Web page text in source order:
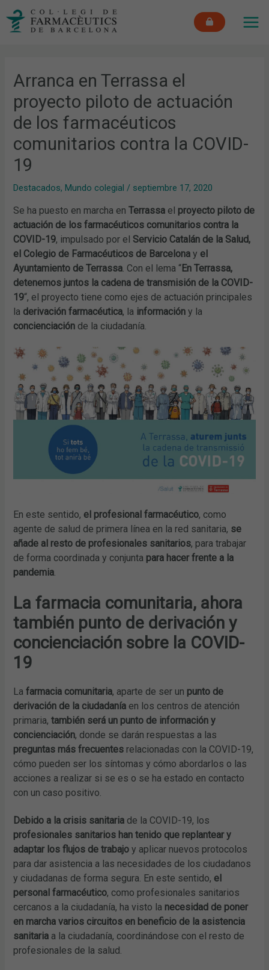
Arranca en Terrassa el
proyecto piloto de actuación
de los farmacéuticos
comunitarios contra la COVID-
19
Destacados, Mundo colegial / septiembre 17, 2020
Se ha puesto en marcha enTerrassa el proyecto piloto de
actuación de los farmacéuticos comunitarios contra la
COVID-19, impulsado por el Servicio Catalán de la Salud,
el Colegio de Farmacéuticos de Barcelona y el
Ayuntamiento de Terrassa. Con el lema “ En Terrassa,
detenemos juntos la cadena de transmisión de la COVID-
19“, el proyecto tiene como ejes de actuación principales
la derivación farmacéutica, la información y la
concienciación de la ciudadanía.
En este sentido, el profesional farmacéutico, como
agente de salud de primera línea en la red sanitaria, se
añade al resto de profesionales sanitarios, para trabajar
de forma coordinada y conjunta para hacer frente a la
pandemia.
La farmacia comunitaria, ahora
también punto de derivación y
concienciación sobre la COVID-
19
Lafarmacia comunitaria, aparte de ser un punto de
derivación de la ciudadanía en los centros de atención
primaria,también será un punto de información y
concienciación, donde se darán respuestas a las
preguntas más frecuentes relacionadas con la COVID-19,
cómo pueden ser los síntomas y cómo abordarlos o las
acciones a realizar si se es o se ha estado en contacto
con un caso positivo.
Debido a la crisis sanitaria de la COVID-19, los
profesionales sanitarios han tenido que replantear y
adaptar los flujos de trabajo y aplicar nuevos protocolos
para dar asistencia a las necesidades de los ciudadanos
y ciudadanas de forma segura. En este sentido, el
personal farmacéutico, como profesionales sanitarios
cercanos a la ciudadanía, ha visto la necesidad de poner
en marcha varios circuitos en beneficio de la asistencia
sanitaria a la ciudadanía, coordinándose con el resto de
profesionales de la salud.